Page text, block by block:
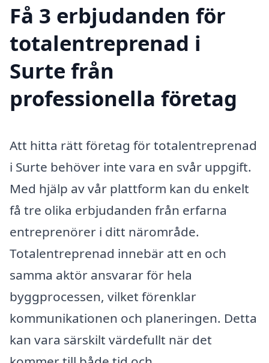
Få 3 erbjudanden för
totalentreprenad i
Surte från
professionella företag
Att hitta rätt företag för totalentreprenad
i Surte behöver inte vara en svår uppgift.
Med hjälp av vår plattform kan du enkelt
få tre olika erbjudanden från erfarna
entreprenörer i ditt närområde.
Totalentreprenad innebär att en och
samma aktör ansvarar för hela
byggprocessen, vilket förenklar
kommunikationen och planeringen. Detta
kan vara särskilt värdefullt när det